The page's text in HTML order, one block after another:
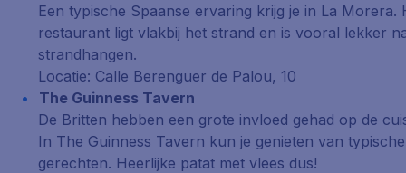
Een typische Spaanse ervaring krijg je in La Morera.
restaurant ligt vlakbij het strand en is vooral lekker
strandhangen.
Locatie: Calle Berenguer de Palou, 10
The Guinness Tavern
De Britten hebben een grote invloed gehad op de
In The Guinness Tavern kun je genieten van
gerechten. Heerlijke patat met vlees dus!